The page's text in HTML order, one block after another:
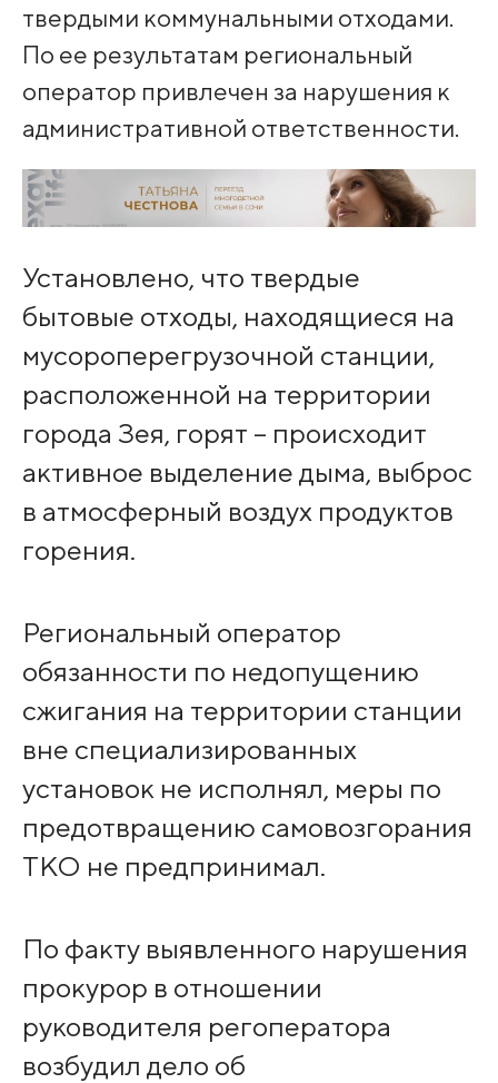
твердыми коммунальными отходами.
По ее результатам региональный
оператор привлечен за нарушения к
административной ответственности.
Установлено, что твердые
бытовые отходы, находящиеся на
мусороперегрузочной станции,
расположенной на территории
города Зея, горят – происходит
активное выделение дыма, выброс
в атмосферный воздух продуктов
горения.
Региональный оператор
обязанности по недопущению
сжигания на территории станции
вне специализированных
установок не исполнял, меры по
предотвращению самовозгорания
ТКО не предпринимал.
По факту выявленного нарушения
прокурор в отношении
руководителя регоператора
возбудил дело об